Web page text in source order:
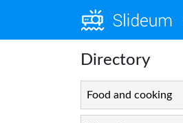
Directory
Food and cooking